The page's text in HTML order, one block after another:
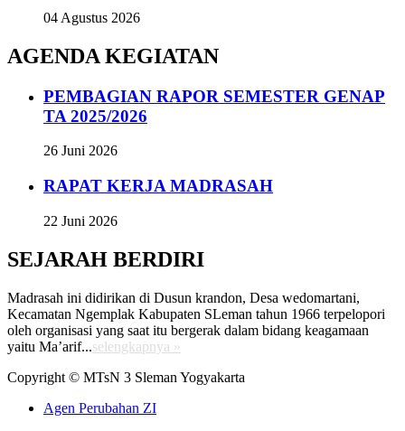
04 Agustus 2026
AGENDA KEGIATAN
PEMBAGIAN RAPOR SEMESTER GENAP
TA 2025/2026
26 Juni 2026
RAPAT KERJA MADRASAH
22 Juni 2026
SEJARAH BERDIRI
Madrasah ini didirikan di Dusun krandon, Desa wedomartani,
Kecamatan Ngemplak Kabupaten SLeman tahun 1966 terpelopori
oleh organisasi yang saat itu bergerak dalam bidang keagamaan
yaitu Ma’arif...selengkapnya »
Copyright © MTsN 3 Sleman Yogyakarta
Agen Perubahan ZI